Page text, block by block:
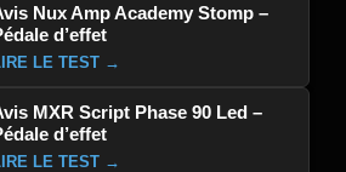
Nux Amp Academy Stomp –
d’effet
LE TEST →
MXR Script Phase 90 Led –
d’effet
LE TEST →